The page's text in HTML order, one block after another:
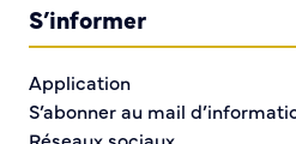
Traiteur Asador
S’informer
Application
S’abonner au mail